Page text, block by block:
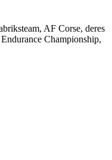
AF Corse, deres
Championship,